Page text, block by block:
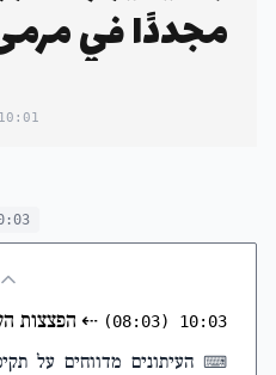
مجددًا في
10:01
10:03
(08:03)
⇠ הפצצות
⌨ העיתונים מדווחים על